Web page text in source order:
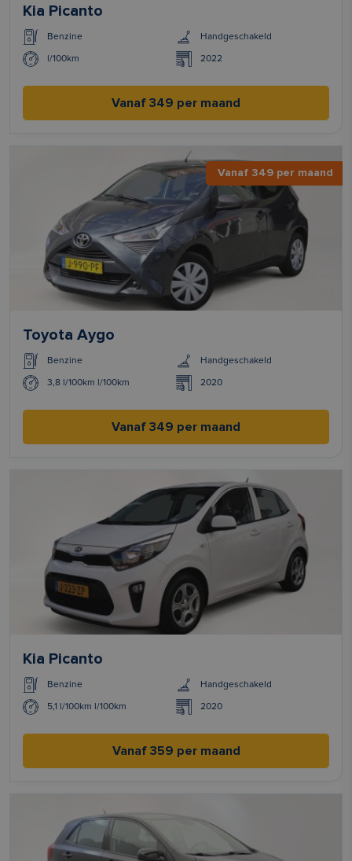
Kia Picanto
Benzine Handgeschakeld
l/100km 2022
Vanaf 349 per maand
Vanaf 349 per maand
Toyota Aygo
Benzine Handgeschakeld
3,8 l/100km l/100km 2020
Vanaf 349 per maand
Kia Picanto
Benzine Handgeschakeld
5,1 l/100km l/100km 2020
Vanaf 359 per maand